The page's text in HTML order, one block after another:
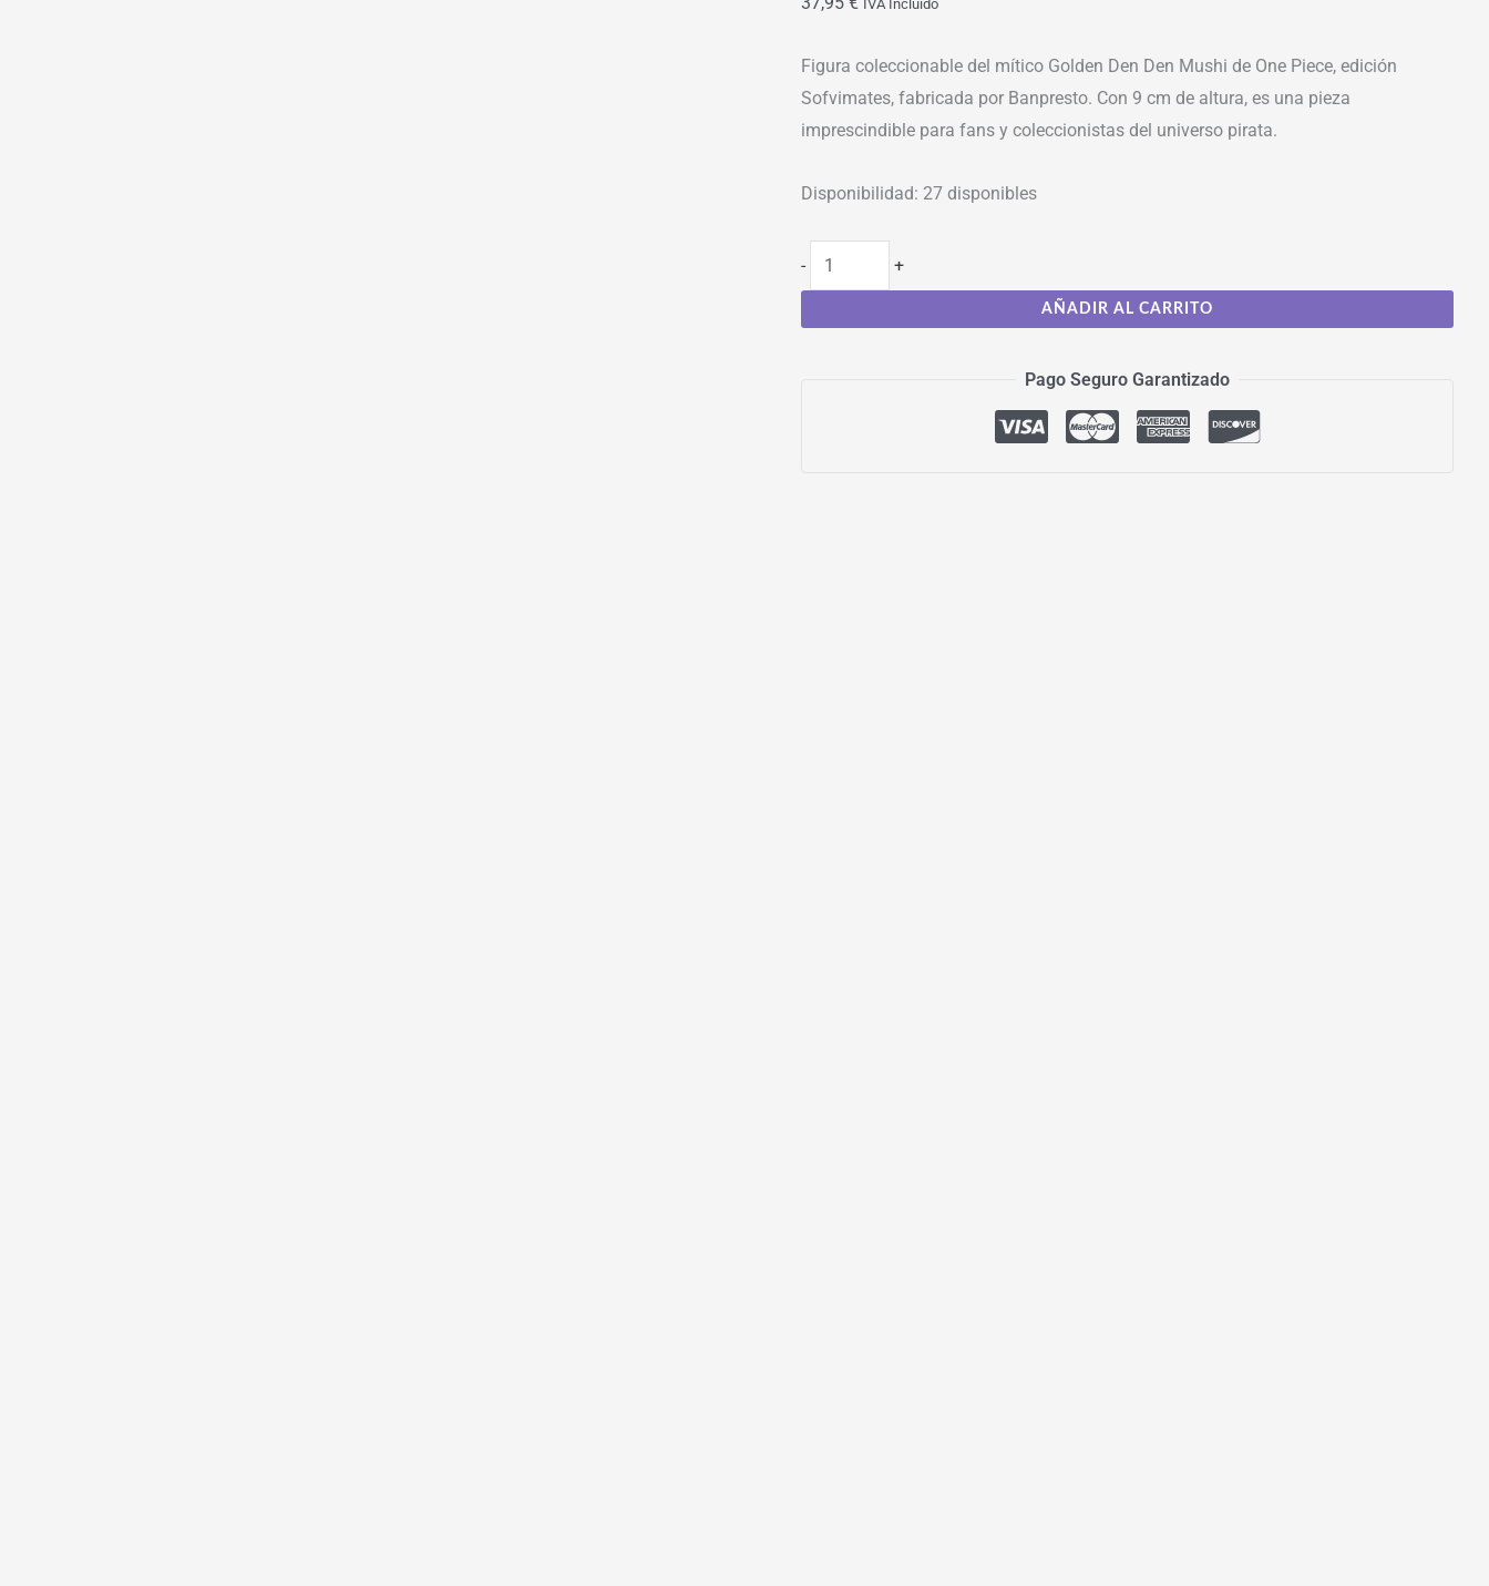
IVA Incluído
Figura coleccionable del mítico Golden Den Den Mushi de One Piece, edición
Sofvimates, fabricada por Banpresto. Con 9 cm de altura, es una pieza
imprescindible para fans y coleccionistas del universo pirata.
Disponibilidad: 27 disponibles
- +
AÑADIR AL CARRITO
Pago Seguro Garantizado